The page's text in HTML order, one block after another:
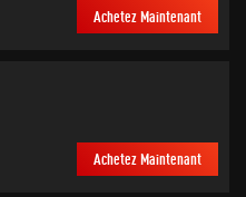
Achetez Maintenant
Achetez Maintenant